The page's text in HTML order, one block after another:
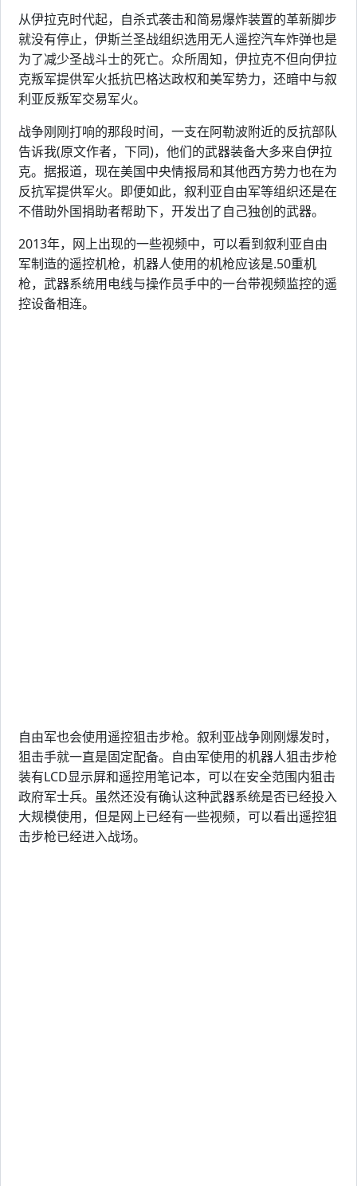
从伊拉克时代起，自杀式袭击和简易爆炸装置的革新脚步
就没有停止，伊斯兰圣战组织选用无人遥控汽车炸弹也是
为了减少圣战斗士的死亡。众所周知，伊拉克不但向伊拉
克叛军提供军火抵抗巴格达政权和美军势力，还暗中与叙
利亚反叛军交易军火。
战争刚刚打响的那段时间，一支在阿勒波附近的反抗部队
告诉我(原文作者，下同)，他们的武器装备大多来自伊拉
克。据报道，现在美国中央情报局和其他西方势力也在为
反抗军提供军火。即便如此，叙利亚自由军等组织还是在
不借助外国捐助者帮助下，开发出了自己独创的武器。
2013年，网上出现的一些视频中，可以看到叙利亚自由
军制造的遥控机枪，机器人使用的机枪应该是.50重机
枪，武器系统用电线与操作员手中的一台带视频监控的遥
控设备相连。
自由军也会使用遥控狙击步枪。叙利亚战争刚刚爆发时，
狙击手就一直是固定配备。自由军使用的机器人狙击步枪
装有LCD显示屏和遥控用笔记本，可以在安全范围内狙击
政府军士兵。虽然还没有确认这种武器系统是否已经投入
大规模使用，但是网上已经有一些视频，可以看出遥控狙
击步枪已经进入战场。